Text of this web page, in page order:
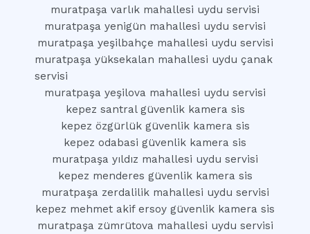
muratpaşa varlık mahallesi uydu servisi
muratpaşa yenigün mahallesi uydu servisi
muratpaşa yeşilbahçe mahallesi uydu servisi
muratpaşa yüksekalan mahallesi uydu çanak
servisi
muratpaşa yeşilova mahallesi uydu servisi
kepez santral güvenlik kamera sis
kepez özgürlük güvenlik kamera sis
kepez odabasi güvenlik kamera sis
muratpaşa yıldız mahallesi uydu servisi
kepez menderes güvenlik kamera sis
muratpaşa zerdalilik mahallesi uydu servisi
kepez mehmet akif ersoy güvenlik kamera sis
muratpaşa zümrütova mahallesi uydu servisi